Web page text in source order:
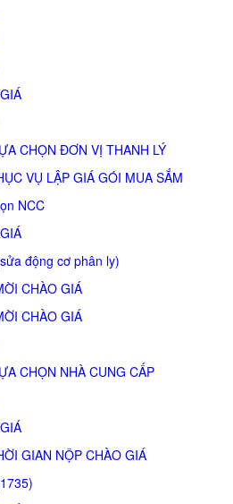
CHỌN ĐƠN VỊ THANH LÝ
VỤ LẬP GIÁ GÓI MUA SẮM
NCC
động cơ phân ly)
CHÀO GIÁ
CHÀO GIÁ
CHỌN NHÀ CUNG CẤP
GIAN NỘP CHÀO GIÁ